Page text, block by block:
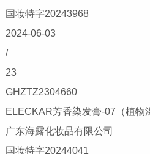
国妆特字20243968
2024-06-03
/
23
GHZTZ2304660
ELECKAR芳香染发膏-07（植物
广东海露化妆品有限公司
国妆特字20244041